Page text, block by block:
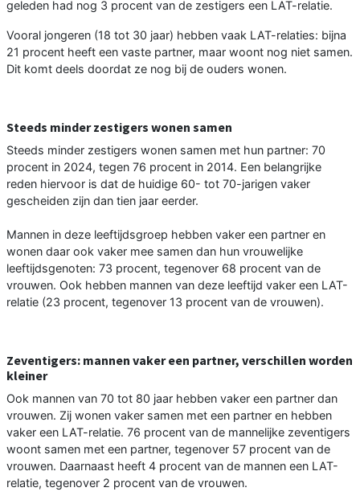
geleden had nog 3 procent van de zestigers een LAT-relatie.
Vooral jongeren (18 tot 30 jaar) hebben vaak LAT-relaties: bijna
21 procent heeft een vaste partner, maar woont nog niet samen.
Dit komt deels doordat ze nog bij de ouders wonen.
Steeds minder zestigers wonen samen
Steeds minder zestigers wonen samen met hun partner: 70
procent in 2024, tegen 76 procent in 2014. Een belangrijke
reden hiervoor is dat de huidige 60- tot 70-jarigen vaker
gescheiden zijn dan tien jaar eerder.
Mannen in deze leeftijdsgroep hebben vaker een partner en
wonen daar ook vaker mee samen dan hun vrouwelijke
leeftijdsgenoten: 73 procent, tegenover 68 procent van de
vrouwen. Ook hebben mannen van deze leeftijd vaker een LAT-
relatie (23 procent, tegenover 13 procent van de vrouwen).
Zeventigers: mannen vaker een partner, verschillen worden
kleiner
Ook mannen van 70 tot 80 jaar hebben vaker een partner dan
vrouwen. Zij wonen vaker samen met een partner en hebben
vaker een LAT-relatie. 76 procent van de mannelijke zeventigers
woont samen met een partner, tegenover 57 procent van de
vrouwen. Daarnaast heeft 4 procent van de mannen een LAT-
relatie, tegenover 2 procent van de vrouwen.